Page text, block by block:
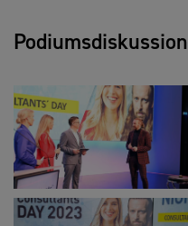
Podiumsdiskussion